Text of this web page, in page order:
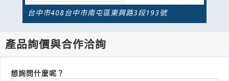
台中市408台中市南屯區東興路3段193號
產品詢價與合作洽詢
想詢問什麼呢？